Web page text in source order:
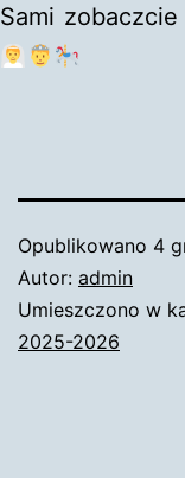
Sami
Opublikowano 4
Autor: admin
Umieszczono w
2025-2026